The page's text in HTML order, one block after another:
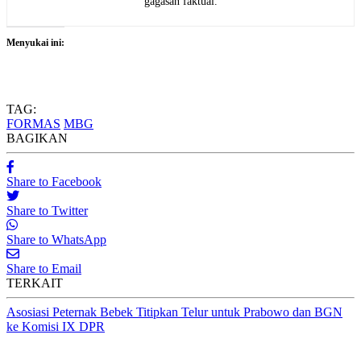
Menyukai ini:
TAG:
FORMAS MBG
BAGIKAN
Share to Facebook
Share to Twitter
Share to WhatsApp
Share to Email
TERKAIT
Asosiasi Peternak Bebek Titipkan Telur untuk Prabowo dan BGN
ke Komisi IX DPR